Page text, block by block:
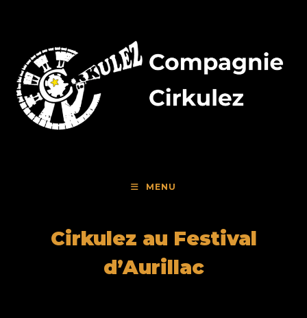
MENU
Cirkulez au Festival
d’Aurillac